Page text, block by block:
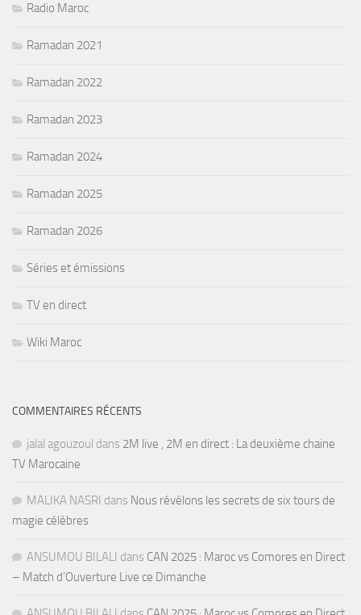
Radio Maroc
Ramadan 2021
Ramadan 2022
Ramadan 2023
Ramadan 2024
Ramadan 2025
Ramadan 2026
Séries et émissions
TV en direct
Wiki Maroc
COMMENTAIRES RÉCENTS
jalal agouzoul dans 2M live , 2M en direct : La deuxième chaine
TV Marocaine
MALIKA NASRI dans Nous révélons les secrets de six tours de
magie célèbres
ANSUMOU BILALI dans CAN 2025 : Maroc vs Comores en Direct
– Match d’Ouverture Live ce Dimanche